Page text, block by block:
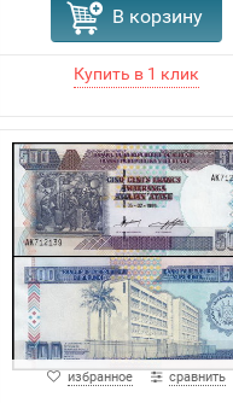
В корзину
избранное сравнить